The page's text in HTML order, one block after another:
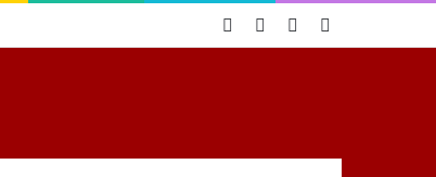
Log InRandom Article
Sidebar